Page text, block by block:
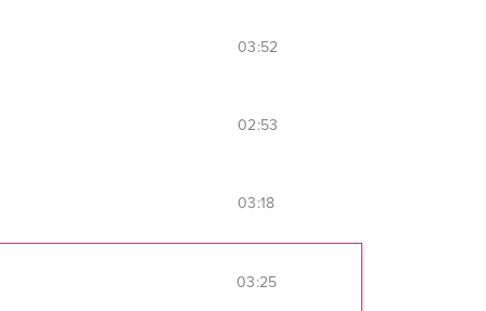
03:52
02:53
03:18
03:25